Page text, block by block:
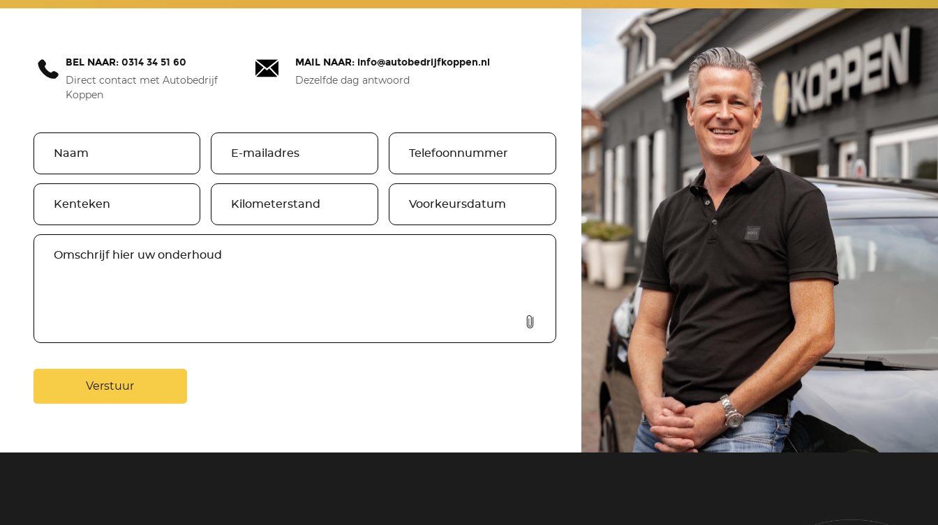
BEL NAAR:0314 34 51 60
Direct contact met Autobedrijf
Koppen
MAIL NAAR: info@autobedrijfkoppen.nl
Dezelfde dag antwoord
Verstuur
WERKPLAATS-AFSPRAAK PLANNEN
Een werkplaatsafspraak plannen kan eenvoudig via het formulier op onze website. Na uw aanvraag ontvangt u altijd een bevestiging van ons.